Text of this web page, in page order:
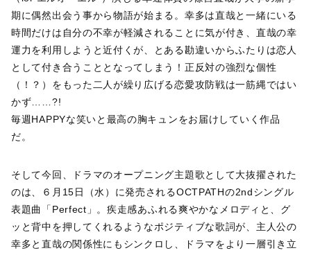
期に偶然出会う事から物語が始まる。幸多は直哉と一緒にいる
時間だけは自分の不幸が軽減されることに気が付き、直哉の幸
運力を利用しようと近付くが、とある勘違いからふたりは恋人
として付き合うこととなってしまう！正反対の強烈な個性
（！？）をもった二人が繰り広げる恋愛攻防戦は一筋縄ではい
かず……?!
毎週HAPPYな笑いと最高の胸キュンをお届けしていく作品
だ。
そして今回、ドラマのオープニング主題歌として大抜擢された
のは、６月15日（水）に発売されるOCTPATHの2ndシングル
表題曲「Perfect」。疾走感あふれる爽やかなメロディと、グ
ッと背中を押してくれるようなポジティブな歌詞が、主人公の
幸多と直哉の関係性にもシンクロし、ドラマをより一層引き立